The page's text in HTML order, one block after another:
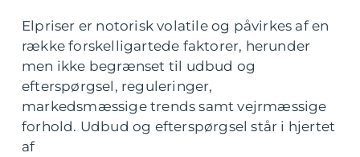
Elpriser er notorisk volatile og påvirkes af en
række forskelligartede faktorer, herunder
men ikke begrænset til udbud og
efterspørgsel, reguleringer,
markedsmæssige trends samt vejrmæssige
forhold. Udbud og efterspørgsel står i hjertet
af